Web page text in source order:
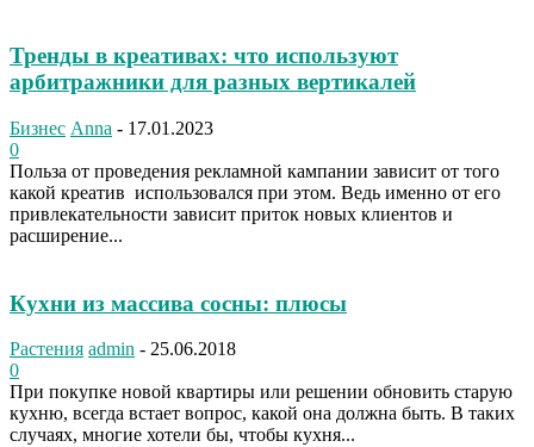
Тренды в креативах: что используют
арбитражники для разных вертикалей
Бизнес Anna - 17.01.2023
0
Польза от проведения рекламной кампании зависит от того
какой креатив использовался при этом. Ведь именно от его
привлекательности зависит приток новых клиентов и
расширение...
Кухни из массива сосны: плюсы
Растения admin - 25.06.2018
0
При покупке новой квартиры или решении обновить старую
кухню, всегда встает вопрос, какой она должна быть. В таких
случаях, многие хотели бы, чтобы кухня...